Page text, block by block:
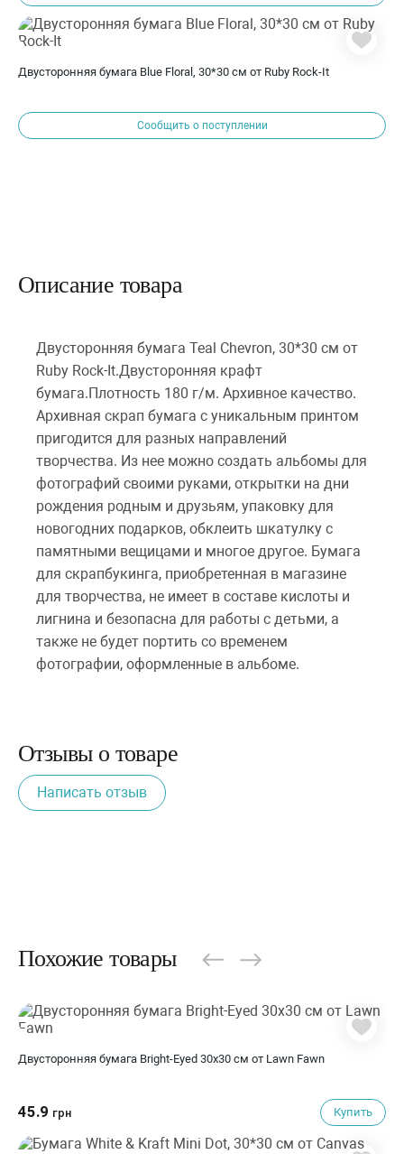
Двусторонняя бумага Blue Floral, 30*30 см от Ruby Rock-It
Сообщить о поступлении
Описание товара
Двусторонняя бумага Teal Chevron, 30*30 см от
Ruby Rock-It.Двусторонняя крафт
бумага.Плотность 180 г/м. Архивное качество.
Архивная скрап бумага с уникальным принтом
пригодится для разных направлений
творчества. Из нее можно создать альбомы для
фотографий своими руками, открытки на дни
рождения родным и друзьям, упаковку для
новогодних подарков, обклеить шкатулку с
памятными вещицами и многое другое. Бумага
для скрапбукинга, приобретенная в магазине
для творчества, не имеет в составе кислоты и
лигнина и безопасна для работы с детьми, а
также не будет портить со временем
фотографии, оформленные в альбоме.
Отзывы о товаре
Написать отзыв
Похожие товары
Двусторонняя бумага Bright-Eyed 30х30 см от Lawn Fawn
45.9 грн Купить